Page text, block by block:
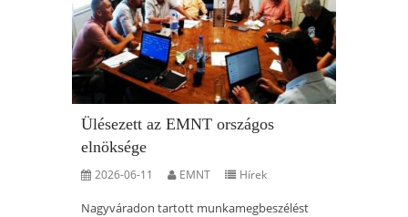
Ülésezett az EMNT országos
elnöksége
2026-06-11 EMNT Hírek
Nagyváradon tartott munkamegbeszélést